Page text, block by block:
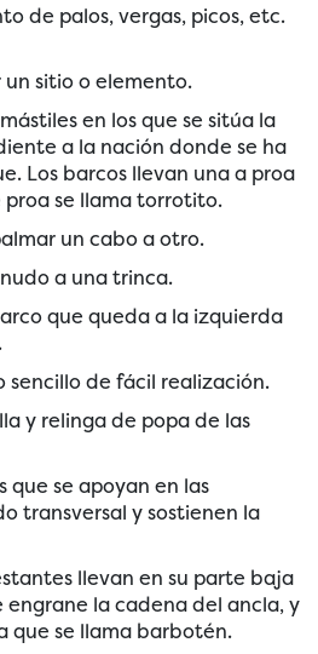
de palos, vergas, picos, etc.
sitio o elemento.
mástiles en los que se sitúa la
a la nación donde se ha
Los barcos llevan una a proa
proa se llama torrotito.
un cabo a otro.
a una trinca.
que queda a la izquierda
sencillo de fácil realización.
y relinga de popa de las
que se apoyan en las
transversal y sostienen la
llevan en su parte baja
engrane la cadena del ancla, y
que se llama barbotén.